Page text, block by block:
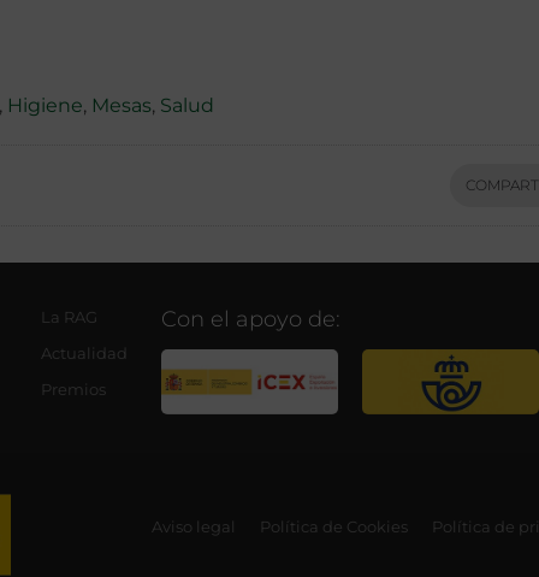
, Higiene, Mesas, Salud
La RAG
Actualidad
Premios
Con el apoyo de:
Aviso legal Política de Cookies Política de